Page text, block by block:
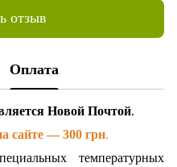
отзыв
Оплата
Новой Почтой.
сайте — 300 грн.
температурных